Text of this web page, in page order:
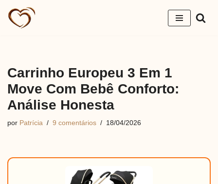
Pular
Carrinho Europeu 3 Em 1
Move Com Bebê Conforto:
Análise Honesta
por Patrícia 9 comentários 18/04/2026